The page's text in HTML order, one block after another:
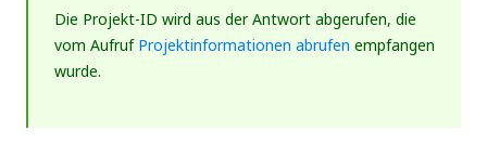
Die Projekt-ID wird aus der Antwort abgerufen, die
vom AufrufProjektinformationen abrufen empfangen
wurde.